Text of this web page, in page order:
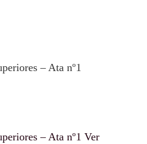
– Ata nº1
– Ata nº1 Ver